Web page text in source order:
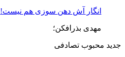
انگار آش دهن سوزی هم نیست!
مهدی بذرافکن؛
جدید محبوب تصادفی